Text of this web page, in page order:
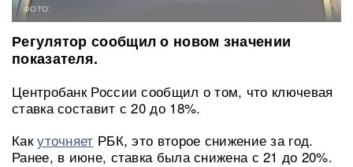
ФОТО:
Регулятор сообщил о новом значении
показателя.
Центробанк России сообщил о том, что ключевая
ставка составит с 20 до 18%.
Какуточняет РБК, это второе снижение за год.
Ранее, в июне, ставка была снижена с 21 до 20%.